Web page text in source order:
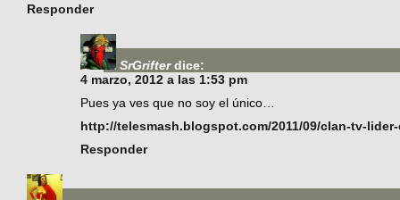
Responder
SrGrifter dice:
4 marzo, 2012 a las 1:53 pm
Pues ya ves que no soy el único…
http://telesmash.blogspot.com/2011/09/clan-tv-
Responder